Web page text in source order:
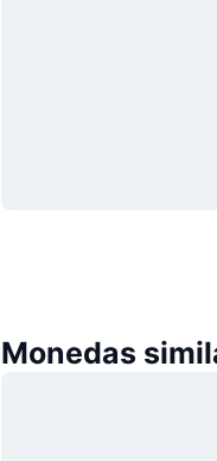
Monedas